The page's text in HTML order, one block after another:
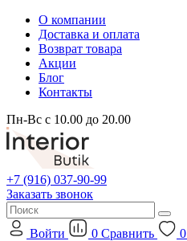
О компании
Доставка и оплата
Возврат товара
Акции
Блог
Контакты
Пн-Вс с 10.00 до 20.00
+7 (916) 037-90-99
Заказать звонок
Войти 0 Сравнить 0